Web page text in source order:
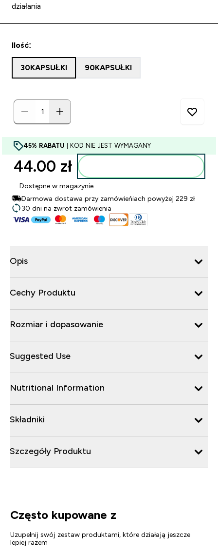
działania
Ilość:
30KAPSUŁKI 90KAPSUŁKI
45% RABATU | KOD NIE JEST WYMAGANY
44.00 zł‎
Dostępne w magazynie
Darmowa dostawa przy zamówieńiach powyżej 229 zł
30 dni na zwrot zamówienia
Opis
Cechy Produktu
Rozmiar i dopasowanie
Suggested Use
Nutritional Information
Składniki
Szczegóły Produktu
Często kupowane z
Uzupełnij swój zestaw produktami, które działają jeszcze
lepiej razem